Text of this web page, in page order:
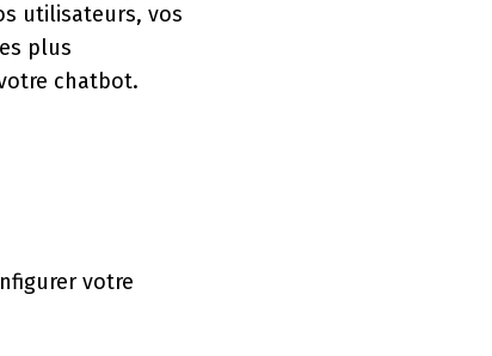
utilisateurs, vos
plus
chatbot.
votre